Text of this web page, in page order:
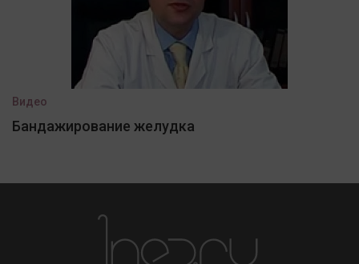
Видео
Бандажирование желудка